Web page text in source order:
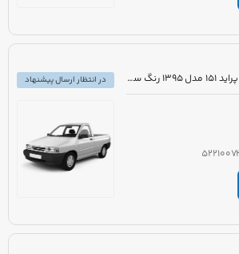
مزایده دولتی خودرو وانت پراید 151 مدل 1395 رنگ سفید
در انتظار ارسال پیشنهاد